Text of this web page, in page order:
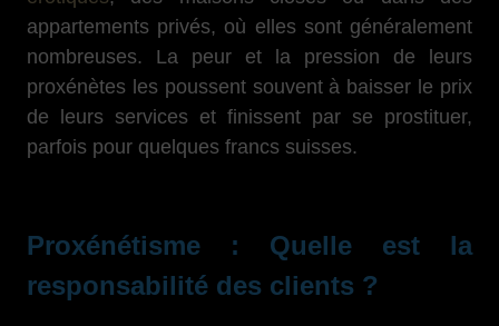
appartements privés, où elles sont généralement
nombreuses. La peur et la pression de leurs
proxénètes les poussent souvent à baisser le prix
de leurs services et finissent par se prostituer,
parfois pour quelques francs suisses.
Proxénétisme : Quelle est la
responsabilité des clients ?